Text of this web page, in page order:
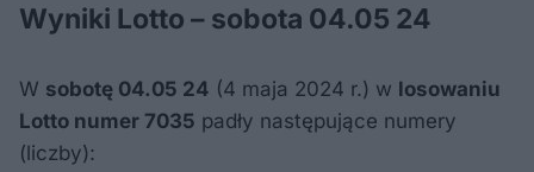
Wyniki Lotto – sobota 04.05 24
W sobotę 04.05 24 (4 maja 2024 r.) w losowaniu
Lotto numer 7035 padły następujące numery
(liczby):